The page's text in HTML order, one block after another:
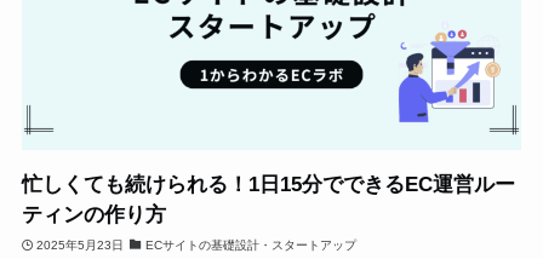
忙しくても続けられる！1日15分でできるEC運営ルー
ティンの作り方
2025年5月23日 ECサイトの基礎設計・スタートアップ